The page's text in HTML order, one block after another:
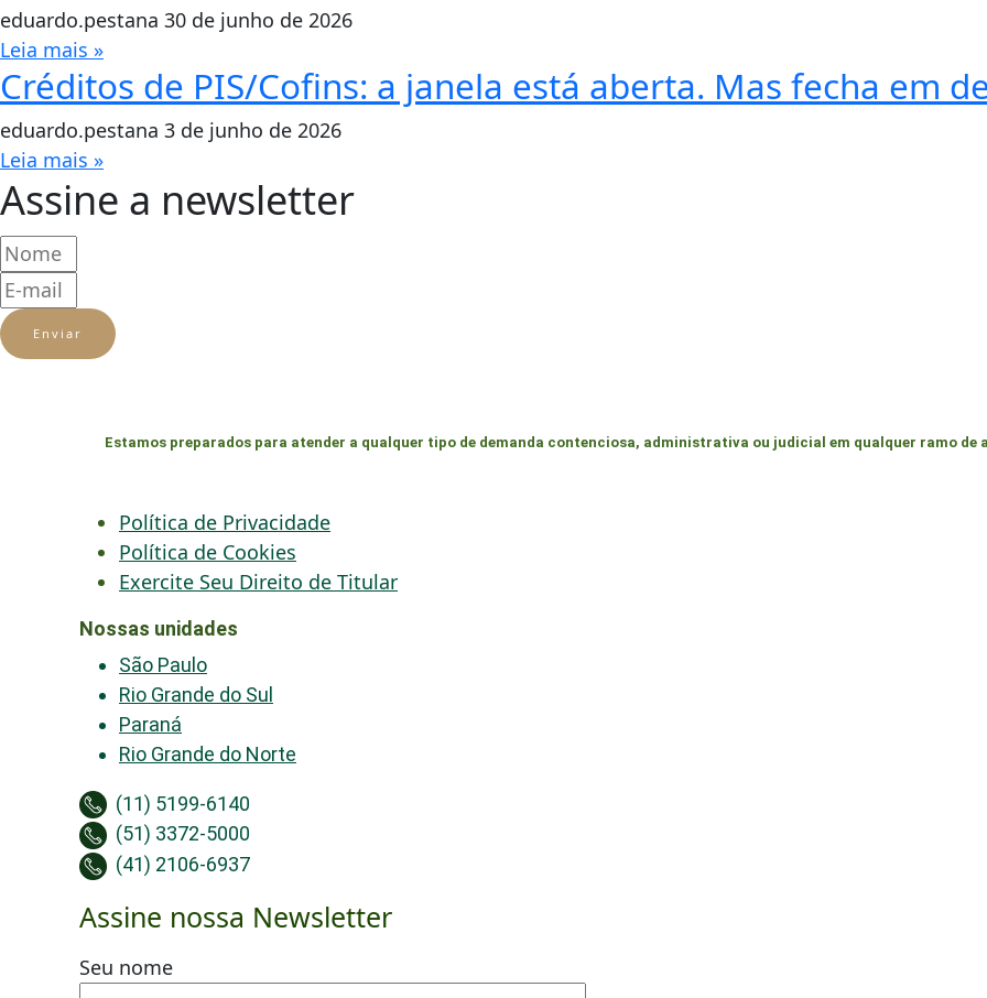
eduardo.pestana 30 de junho de 2026
Leia mais »
Créditos de PIS/Cofins: a janela está aberta. Mas fecha em
eduardo.pestana 3 de junho de 2026
Leia mais »
Assine a newsletter
Enviar
Estamos preparados para atender a qualquer tipo de demanda contenciosa, administrativa ou judicial em qualquer ramo de
Política de Privacidade
Política de Cookies
Exercite Seu Direito de Titular
Nossas unidades
São Paulo
Rio Grande do Sul
Paraná
Rio Grande do Norte
(11) 5199-6140
(51) 3372-5000
(41) 2106-6937
Assine nossa Newsletter
Seu nome